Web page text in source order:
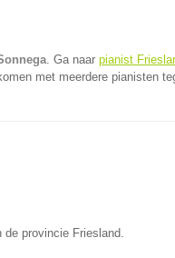
. Ga naar pianist
met meerdere pianisten
de provincie Friesland.